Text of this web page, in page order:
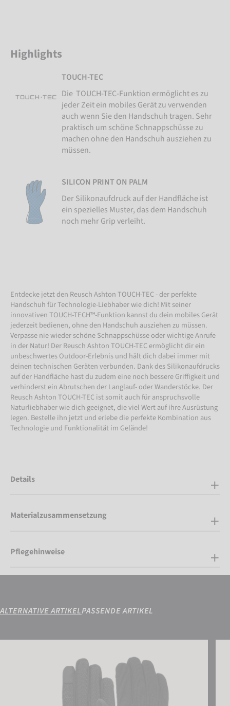
Highlights
TOUCH-TEC
Die TOUCH-TEC-Funktion ermöglicht es zu
jeder Zeit ein mobiles Gerät zu verwenden
auch wenn Sie den Handschuh tragen. Sehr
praktisch um schöne Schnappschüsse zu
machen ohne den Handschuh ausziehen zu
müssen.
SILICON PRINT ON PALM
Der Silikonaufdruck auf der Handfläche ist
ein spezielles Muster, das dem Handschuh
noch mehr Grip verleiht.
Entdecke jetzt den Reusch Ashton TOUCH-TEC - der perfekte
Handschuh für Technologie-Liebhaber wie dich! Mit seiner
innovativen TOUCH-TECH™-Funktion kannst du dein mobiles Gerät
jederzeit bedienen, ohne den Handschuh ausziehen zu müssen.
Verpasse nie wieder schöne Schnappschüsse oder wichtige Anrufe
in der Natur! Der Reusch Ashton TOUCH-TEC ermöglicht dir ein
unbeschwertes Outdoor-Erlebnis und hält dich dabei immer mit
deinen technischen Geräten verbunden. Dank des Silikonaufdrucks
auf der Handfläche hast du zudem eine noch bessere Griffigkeit und
verhinderst ein Abrutschen der Langlauf- oder Wanderstöcke. Der
Reusch Ashton TOUCH-TEC ist somit auch für anspruchsvolle
Naturliebhaber wie dich geeignet, die viel Wert auf ihre Ausrüstung
legen. Bestelle ihn jetzt und erlebe die perfekte Kombination aus
Technologie und Funktionalität im Gelände!
Details
Materialzusammensetzung
Pflegehinweise
ALTERNATIVE ARTIKELPASSENDE ARTIKEL